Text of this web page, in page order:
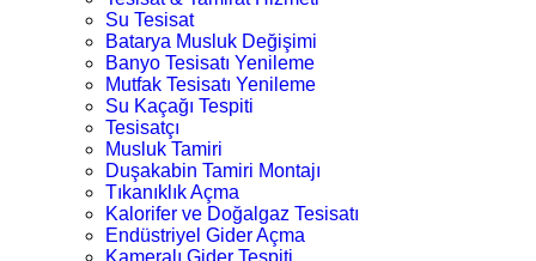
Su Tesisat
Batarya Musluk Değişimi
Banyo Tesisatı Yenileme
Mutfak Tesisatı Yenileme
Su Kaçağı Tespiti
Tesisatçı
Musluk Tamiri
Duşakabin Tamiri Montajı
Tıkanıklık Açma
Kalorifer ve Doğalgaz Tesisatı
Endüstriyel Gider Açma
Kameralı Gider Tespiti